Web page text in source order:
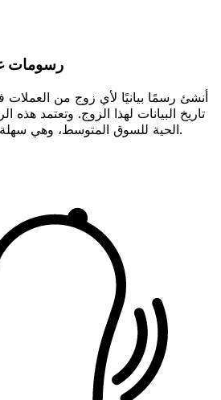
رسومات
أنشئ رسمًا بيانيًا لأي زوج من
تاريخ البيانات لهذا الزوج. وتعتمد هذه
الحية للسوق المتوسط، وهي سهلة الاستخدام وموثوقة تمامًا.